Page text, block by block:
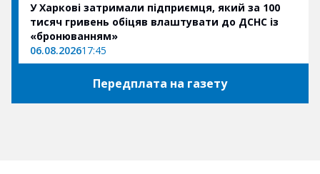
У Харкові затримали підприємця, який за 100
тисяч гривень обіцяв влаштувати до ДСНС із
«бронюванням»
06.08.202617:45
Передплата на газету